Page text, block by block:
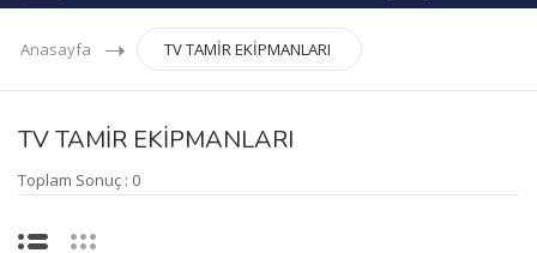
Anasayfa TV TAMİR EKİPMANLARI
TV TAMİR EKİPMANLARI
Toplam Sonuç : 0